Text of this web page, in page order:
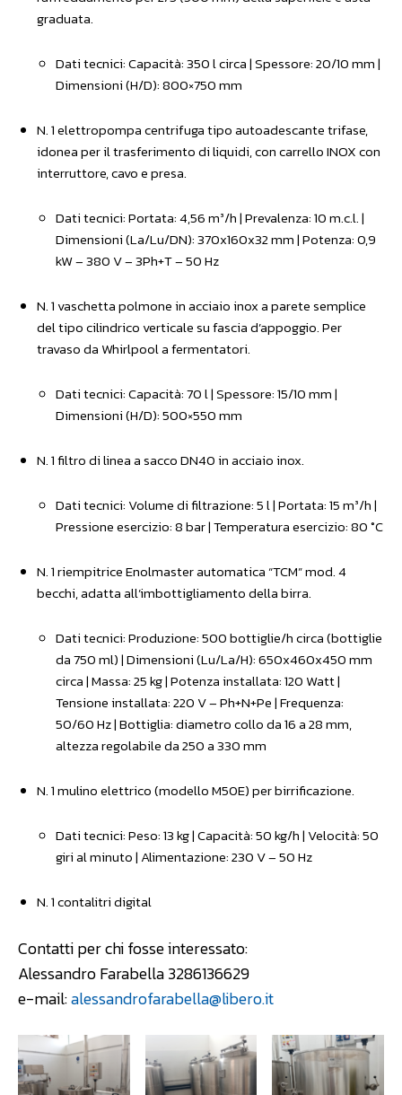
graduata.
Dati tecnici: Capacità: 350 l circa | Spessore: 20/10 mm |
Dimensioni (H/D): 800×750 mm
N. 1 elettropompa centrifuga tipo autoadescante trifase,
idonea per il trasferimento di liquidi, con carrello INOX con
interruttore, cavo e presa.
Dati tecnici: Portata: 4,56 m³/h | Prevalenza: 10 m.c.l. |
Dimensioni (La/Lu/DN): 370x160x32 mm | Potenza: 0,9
kW – 380 V – 3Ph+T – 50 Hz
N. 1 vaschetta polmone in acciaio inox a parete semplice
del tipo cilindrico verticale su fascia d’appoggio. Per
travaso da Whirlpool a fermentatori.
Dati tecnici: Capacità: 70 l | Spessore: 15/10 mm |
Dimensioni (H/D): 500×550 mm
N. 1 filtro di linea a sacco DN40 in acciaio inox.
Dati tecnici: Volume di filtrazione: 5 l | Portata: 15 m³/h |
Pressione esercizio: 8 bar | Temperatura esercizio: 80 °C
N. 1 riempitrice Enolmaster automatica “TCM” mod. 4
becchi, adatta all’imbottigliamento della birra.
Dati tecnici: Produzione: 500 bottiglie/h circa (bottiglie
da 750 ml) | Dimensioni (Lu/La/H): 650x460x450 mm
circa | Massa: 25 kg | Potenza installata: 120 Watt |
Tensione installata: 220 V – Ph+N+Pe | Frequenza:
50/60 Hz | Bottiglia: diametro collo da 16 a 28 mm,
altezza regolabile da 250 a 330 mm
N. 1 mulino elettrico (modello M50E) per birrificazione.
Dati tecnici: Peso: 13 kg | Capacità: 50 kg/h | Velocità: 50
giri al minuto | Alimentazione: 230 V – 50 Hz
N. 1 contalitri digital
Contatti per chi fosse interessato:
Alessandro Farabella 3286136629
e-mail:alessandrofarabella@libero.it